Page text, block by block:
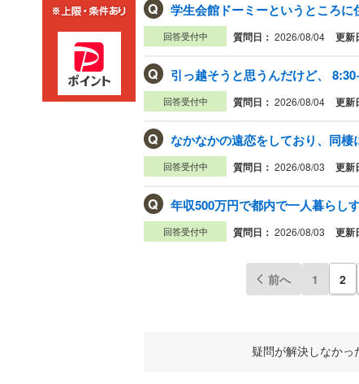
Q 学生会館ドーミーというところ
回答受付中 質問日： 2026/08/04 更新
Q
回答受付中 質問日： 2026/08/04 更新
Q なかなかの遠恋をしており、同
回答受付中 質問日： 2026/08/03 更新
Q 年収500万円で都内で一人暮らし
回答受付中 質問日： 2026/08/03 更新
前へ 1 2
疑問が解決しなか